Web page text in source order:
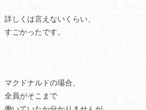
詳しくは言えないくらい、
すごかったです。
マクドナルドの場合、
全員がそこまで